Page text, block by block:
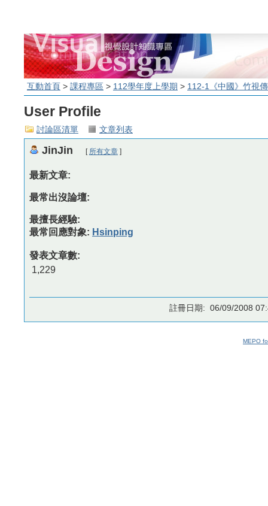
互動首頁 > 課程專區 > 112學年度上學期 > 112-1《中國》竹視
User Profile
討論區清單 文章列表
JinJin [ 所有文章 ]
最新文章:
最常出沒論壇:
最擅長經驗:
最常回應對象: Hsinping
發表文章數:
1,229
註冊日期: 06/09/2008
MEPO